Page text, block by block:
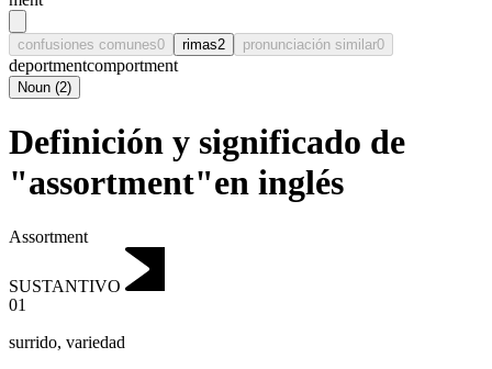
confusiones comunes0 rimas2 pronunciación similar0
deportmentcomportment
Noun (2)
Definición y significado de
"assortment"en inglés
Assortment
SUSTANTIVO
01
surrido, variedad